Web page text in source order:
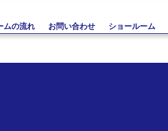
ムの流れ お問い合わせ ショールーム